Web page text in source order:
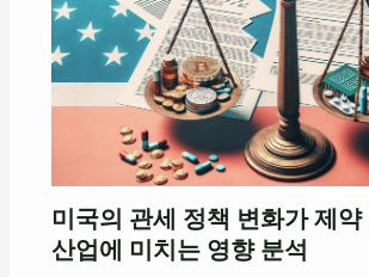
미국의 관세 정책 변화가 제약
산업에 미치는 영향 분석